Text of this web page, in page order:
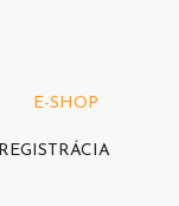
E-SHOP
REGISTRÁCIA